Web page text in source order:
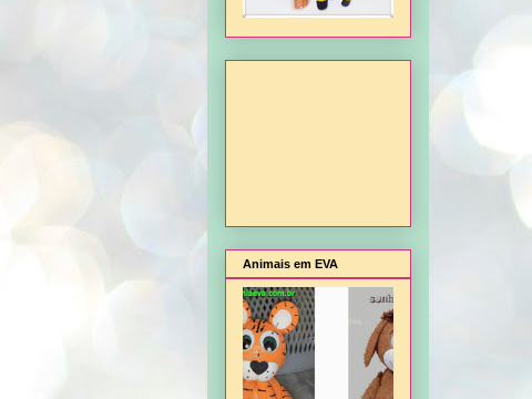
Animais em EVA